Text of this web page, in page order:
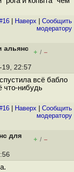
Наверх
Cообщить
модератору
альянс
+ / –
22:57
всё бабло
что-нибудь
Наверх
Cообщить
модератору
для
+ / –